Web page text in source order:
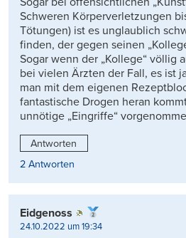
Schweren Körperverletzungen
Tötungen) ist es unglaublich
finden, der gegen seinen
Sogar wenn der „Kollege“ völlig
bei vielen Ärzten der Fall, es ist
man mit dem eigenen
fantastische Drogen heran
unnötige „Eingriffe“
Antworten
2 Antworten
Eidgenoss
24.10.2022 um 19:34